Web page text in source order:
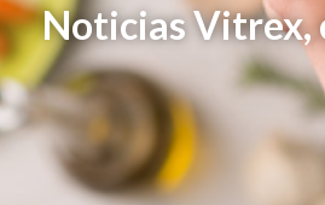
Noticias Vitrex,